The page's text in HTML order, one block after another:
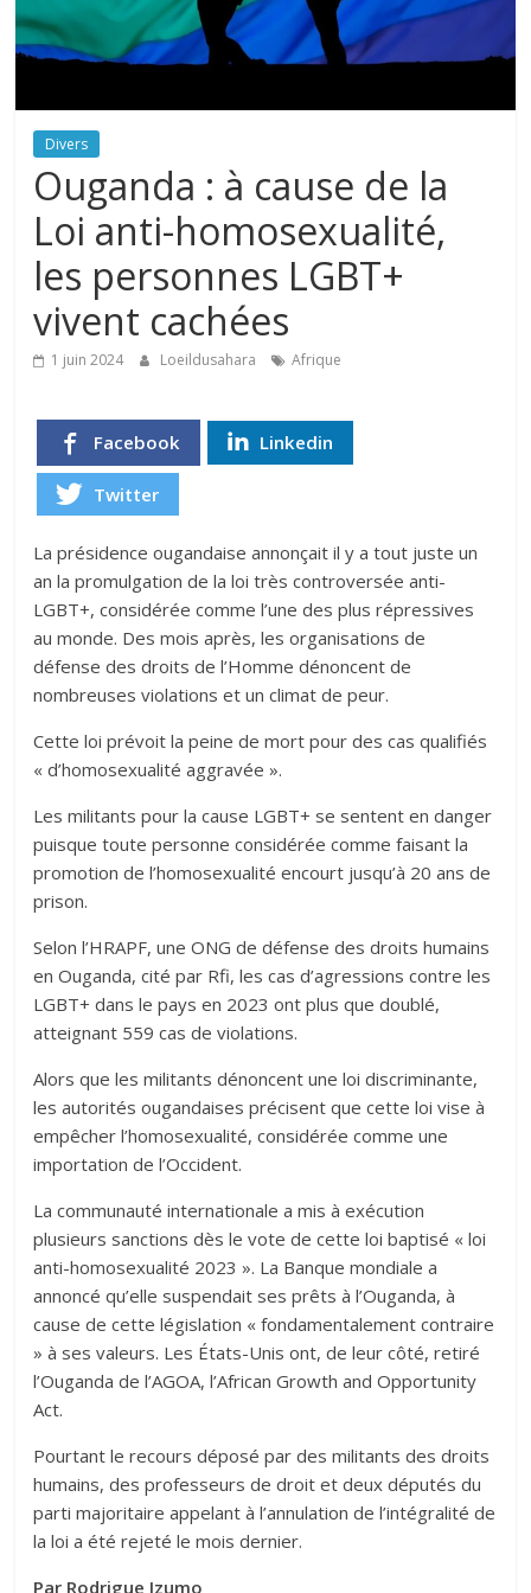
Divers
Ouganda : à cause de la
Loi anti-homosexualité,
les personnes LGBT+
vivent cachées
1 juin 2024 Loeildusahara Afrique
Facebook Linkedin
Twitter
La présidence ougandaise annonçait il y a tout juste un
an la promulgation de la loi très controversée anti-
LGBT+, considérée comme l’une des plus répressives
au monde. Des mois après, les organisations de
défense des droits de l’Homme dénoncent de
nombreuses violations et un climat de peur.
Cette loi prévoit la peine de mort pour des cas qualifiés
« d’homosexualité aggravée ».
Les militants pour la cause LGBT+ se sentent en danger
puisque toute personne considérée comme faisant la
promotion de l’homosexualité encourt jusqu’à 20 ans de
prison.
Selon l’HRAPF, une ONG de défense des droits humains
en Ouganda, cité par Rfi, les cas d’agressions contre les
LGBT+ dans le pays en 2023 ont plus que doublé,
atteignant 559 cas de violations.
Alors que les militants dénoncent une loi discriminante,
les autorités ougandaises précisent que cette loi vise à
empêcher l’homosexualité, considérée comme une
importation de l’Occident.
La communauté internationale a mis à exécution
plusieurs sanctions dès le vote de cette loi baptisé « loi
anti-homosexualité 2023 ». La Banque mondiale a
annoncé qu’elle suspendait ses prêts à l’Ouganda, à
cause de cette législation « fondamentalement contraire
» à ses valeurs. Les États-Unis ont, de leur côté, retiré
l’Ouganda de l’AGOA, l’African Growth and Opportunity
Act.
Pourtant le recours déposé par des militants des droits
humains, des professeurs de droit et deux députés du
parti majoritaire appelant à l’annulation de l’intégralité de
la loi a été rejeté le mois dernier.
Par Rodrigue Izumo